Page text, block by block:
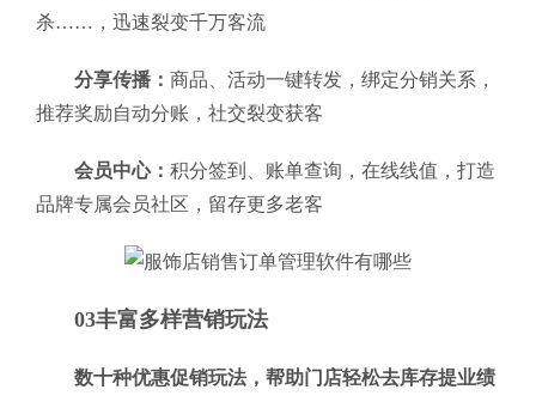
杀……，迅速裂变千万客流
分享传播： 商品、活动一键转发，绑定分销关系，
推荐奖励自动分账，社交裂变获客
会员中心： 积分签到、账单查询，在线线值，打造
品牌专属会员社区，留存更多老客
03丰富多样营销玩法
数十种优惠促销玩法，帮助门店轻松去库存提业绩